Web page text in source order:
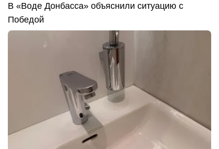
В «Воде Донбасса» объяснили ситуацию с
Победой